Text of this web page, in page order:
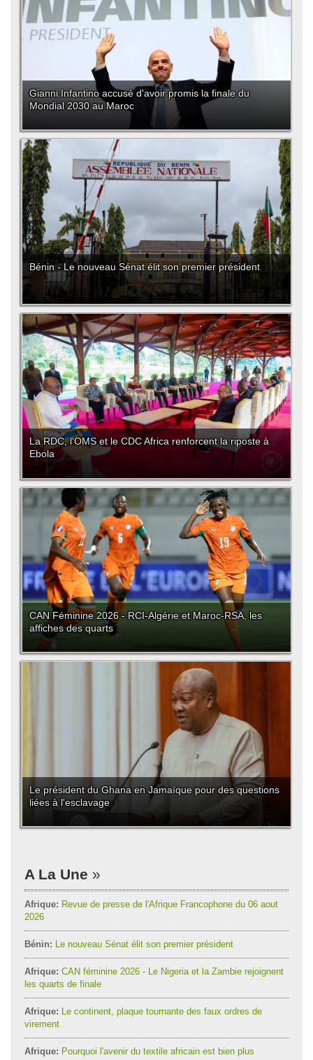
Gianni Infantino accusé d'avoir promis la finale du
Mondial 2030 au Maroc
Bénin - Le nouveau Sénat élit son premier président
La RDC, l'OMS et le CDC Africa renforcent la riposte à
Ebola
CAN Féminine 2026 - RCI-Algérie et Maroc-RSA, les
affiches des quarts
Le président du Ghana en Jamaïque pour des questions
liées à l'esclavage
A La Une
Afrique: Revue de presse de l'Afrique Francophone du 06 aout
2026
Bénin: Le nouveau Sénat élit son premier président
Afrique: CAN féminine 2026 - Le Nigeria et la Zambie rejoignent
les quarts de finale
Afrique: Le continent, plaque tournante des faux ordres de
virement
Afrique: Pourquoi l'avenir du textile africain est bien plus